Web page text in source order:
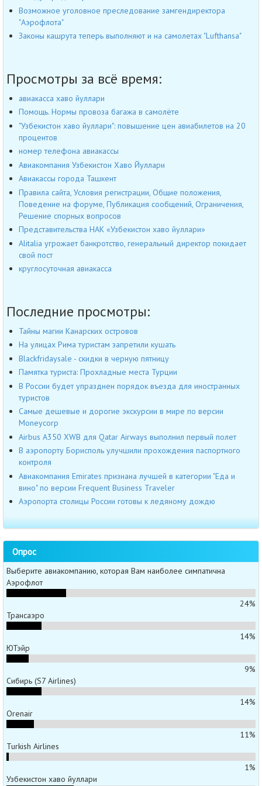
Возможное уголовное преследование замгендиректора
"Аэрофлота"
Законы кашрута теперь выполняют и на самолетах "Lufthansa"
Просмотры за всё время:
авиакасса хаво йуллари
Помощь. Нормы провоза багажа в самолёте
"Узбекистон хаво йуллари": повышение цен авиабилетов на 20
процентов
номер телефона авиакассы
Авиакомпания Узбекистон Хаво Йуллари
Авиакассы города Ташкент
Правила сайта, Условия регистрации, Общие положения,
Поведение на форуме, Публикация сообщений, Ограничения,
Решение спорных вопросов
Представительства НАК «Узбекистон хаво йуллари»
Alitalia угрожает банкротство, генеральный директор покидает
свой пост
круглосуточная авиакасса
Последние просмотры:
Тайны магии Канарских островов
На улицах Рима туристам запретили кушать
Blackfridaysale - скидки в черную пятницу
Памятка туриста: Прохладные места Турции
В России будет упразднен порядок въезда для иностранных
туристов
Самые дешевые и дорогие экскурсии в мире по версии
Moneycorp
Airbus A350 XWB для Qatar Airways выполнил первый полет
В аэропорту Борисполь улучшили прохождения паспортного
контроля
Авиакомпания Emirates признана лучшей в категории "Еда и
вино" по версии Frequent Business Traveler
Аэропорта столицы России готовы к ледяному дождю
Опрос
Выберите авиакомпанию, которая Вам наиболее симпатична
Аэрофлот
24%
Трансаэро
14%
ЮТэйр
9%
Сибирь (S7 Airlines)
14%
Orenair
11%
Turkish Airlines
1%
Узбекистон хаво йуллари